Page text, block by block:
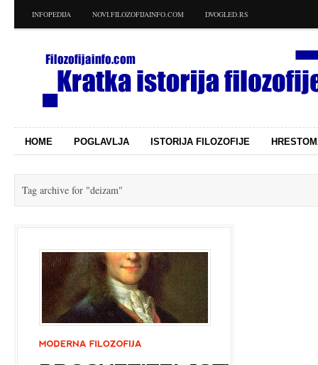
INFOPEDIJA NOVI.FILOZOFIJAINFO.COM DVOGLED.RS
HOME POGLAVLJA ISTORIJA FILOZOFIJE
Tag archive for "deizam"